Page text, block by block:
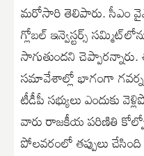
మరోసారి తెలిపారు. సీఎం
గ్లోబల్‌ ఇన్వెస్టర్స్‌
సాగుతుందని చెప్పారన్నారు.
సమావేశాల్లో భాగంగా
టీడీపీ సభ్యులు ఎందుకు
వారు రాజకీయ పరిణితి
పోలవరంలో తప్పులు